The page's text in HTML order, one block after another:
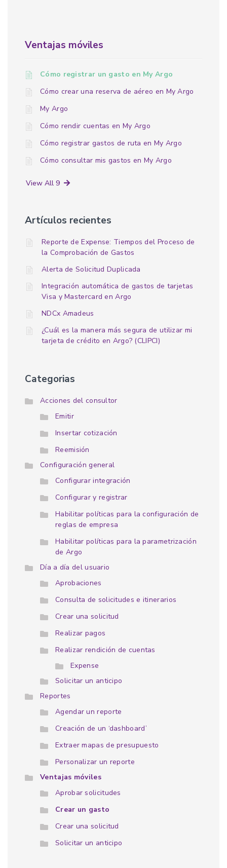
Ventajas móviles
Cómo registrar un gasto en My Argo
Cómo crear una reserva de aéreo en My Argo
My Argo
Cómo rendir cuentas en My Argo
Cómo registrar gastos de ruta en My Argo
Cómo consultar mis gastos en My Argo
View All 9
Artículos recientes
Reporte de Expense: Tiempos del Proceso de
la Comprobación de Gastos
Alerta de Solicitud Duplicada
Integración automática de gastos de tarjetas
Visa y Mastercard en Argo
NDCx Amadeus
¿Cuál es la manera más segura de utilizar mi
tarjeta de crédito en Argo? (CLIPCI)
Categorias
Acciones del consultor
Emitir
Insertar cotización
Reemisión
Configuración general
Configurar integración
Configurar y registrar
Habilitar políticas para la configuración de
reglas de empresa
Habilitar políticas para la parametrización
de Argo
Día a día del usuario
Aprobaciones
Consulta de solicitudes e itinerarios
Crear una solicitud
Realizar pagos
Realizar rendición de cuentas
Expense
Solicitar un anticipo
Reportes
Agendar un reporte
Creación de un ‘dashboard’
Extraer mapas de presupuesto
Personalizar un reporte
Ventajas móviles
Aprobar solicitudes
Crear un gasto
Crear una solicitud
Solicitar un anticipo